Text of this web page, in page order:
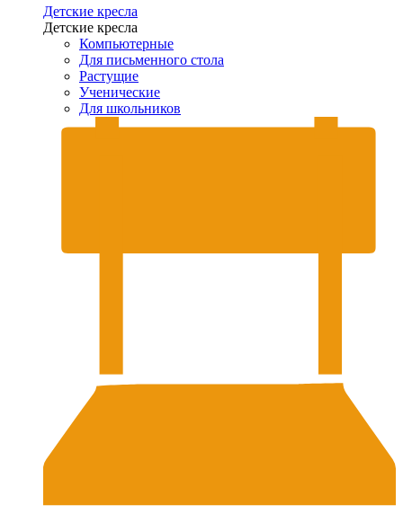
Детские кресла
Детские кресла
Компьютерные
Для письменного стола
Растущие
Ученические
Для школьников